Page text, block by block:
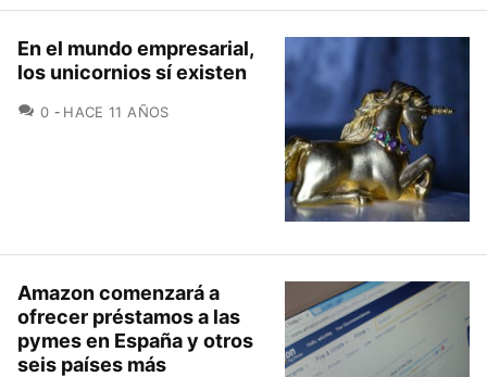
En el mundo empresarial,
los unicornios sí existen
0 COMENTARIOS
HACE 11 AÑOS
Amazon comenzará a
ofrecer préstamos a las
pymes en España y otros
seis países más